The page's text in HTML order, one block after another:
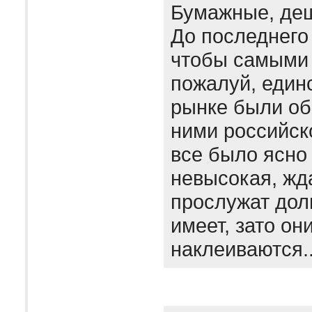
Бумажные,
До
чтобы
пожалуй,
рынке были
ними
все было
невысокая,
прослужат
имеет, зато